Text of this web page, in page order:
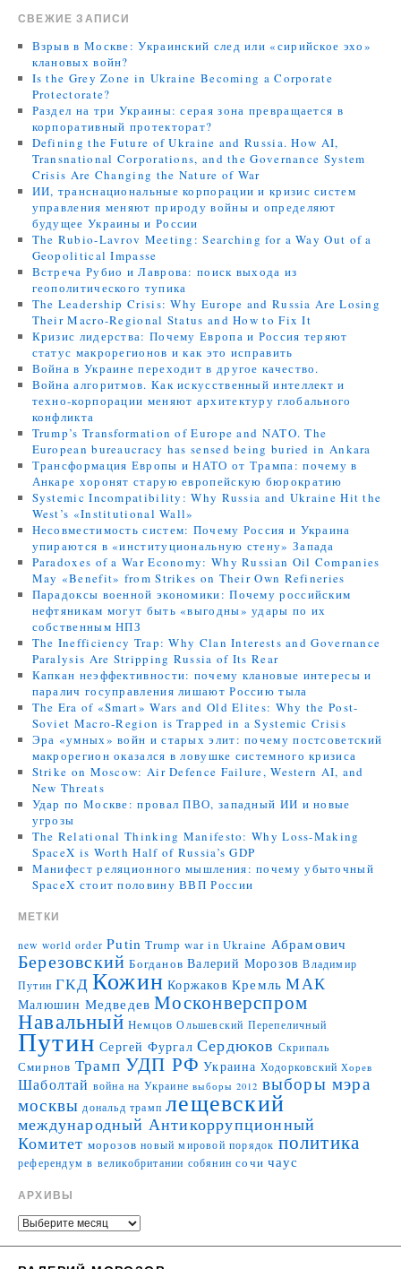
СВЕЖИЕ ЗАПИСИ
Взрыв в Москве: Украинский след или «сирийское эхо»
клановых войн?
Is the Grey Zone in Ukraine Becoming a Corporate
Protectorate?
Раздел на три Украины: серая зона превращается в
корпоративный протекторат?
Defining the Future of Ukraine and Russia. How AI,
Transnational Corporations, and the Governance System
Crisis Are Changing the Nature of War
ИИ, транснациональные корпорации и кризис систем
управления меняют природу войны и определяют
будущее Украины и России
The Rubio-Lavrov Meeting: Searching for a Way Out of a
Geopolitical Impasse
Встреча Рубио и Лаврова: поиск выхода из
геополитического тупика
The Leadership Crisis: Why Europe and Russia Are Losing
Their Macro-Regional Status and How to Fix It
Кризис лидерства: Почему Европа и Россия теряют
статус макрорегионов и как это исправить
Война в Украине переходит в другое качество.
Война алгоритмов. Как искусственный интеллект и
техно-корпорации меняют архитектуру глобального
конфликта
Trump’s Transformation of Europe and NATO. The
European bureaucracy has sensed being buried in Ankara
Трансформация Европы и НАТО от Трампа: почему в
Анкаре хоронят старую европейскую бюрократию
Systemic Incompatibility: Why Russia and Ukraine Hit the
West’s «Institutional Wall»
Несовместимость систем: Почему Россия и Украина
упираются в «институциональную стену» Запада
Paradoxes of a War Economy: Why Russian Oil Companies
May «Benefit» from Strikes on Their Own Refineries
Парадоксы военной экономики: Почему российским
нефтяникам могут быть «выгодны» удары по их
собственным НПЗ
The Inefficiency Trap: Why Clan Interests and Governance
Paralysis Are Stripping Russia of Its Rear
Капкан неэффективности: почему клановые интересы и
паралич госуправления лишают Россию тыла
The Era of «Smart» Wars and Old Elites: Why the Post-
Soviet Macro-Region is Trapped in a Systemic Crisis
Эра «умных» войн и старых элит: почему постсоветский
макрорегион оказался в ловушке системного кризиса
Strike on Moscow: Air Defence Failure, Western AI, and
New Threats
Удар по Москве: провал ПВО, западный ИИ и новые
угрозы
The Relational Thinking Manifesto: Why Loss-Making
SpaceX is Worth Half of Russia’s GDP
Манифест реляционного мышления: почему убыточный
SpaceX стоит половину ВВП России
МЕТКИ
new world order Putin Trump war in Ukraine Абрамович
Березовский Богданов Валерий Морозов Владимир
Путин ГКД Кожин Коржаков Кремль МАК
Малюшин Медведев Москонверспром
Навальный Немцов Ольшевский Перепеличный
Путин Сергей Фургал Сердюков Скрипаль
Смирнов Трамп УДП РФ Украина Ходорковский Хорев
Шаболтай война на Украине выборы 2012 выборы мэра
москвы дональд трамп лещевский
международный Антикоррупционный
Комитет морозов новый мировой порядок политика
референдум в великобритании собянин сочи чаус
АРХИВЫ